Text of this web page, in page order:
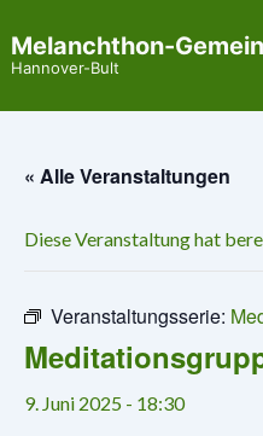
Zum
Melanchthon-
Hannover-Bult
« Alle Veranstaltungen
Diese Veranstaltung hat
Veranstaltungsserie:
9. Juni 2025 - 18:30